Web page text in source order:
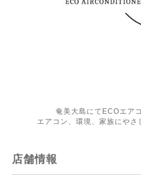
奄美大島にてECOエア
エアコン、環境、家族にや
店舗情報